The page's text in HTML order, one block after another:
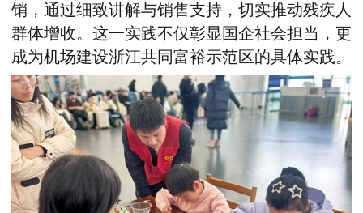
销，通过细致讲解与销售支持，切实推动残疾人
群体增收。这一实践不仅彰显国企社会担当，更
成为机场建设浙江共同富裕示范区的具体实践。